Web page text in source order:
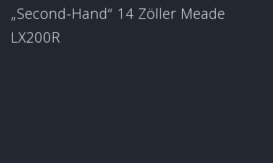
„Second-Hand“ 14 Zöller Meade
LX200R